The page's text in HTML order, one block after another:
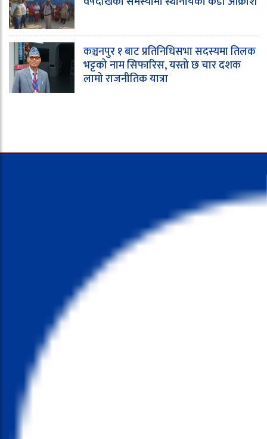
कञ्चनपुर १ बाट प्रतिनिधिसभा सदस्यमा तिलक
भट्टको नाम सिफारिस, यस्तो छ चार दशक
लामो राजनीतिक यात्रा